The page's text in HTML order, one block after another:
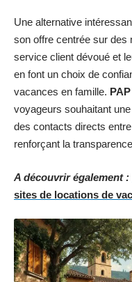
Une alternative
son offre centrée sur des
service client dévoué et
en font un choix de
vacances en famille.
voyageurs souhaitant
des contacts directs
renforçant la
A découvrir également :
sites de locations de